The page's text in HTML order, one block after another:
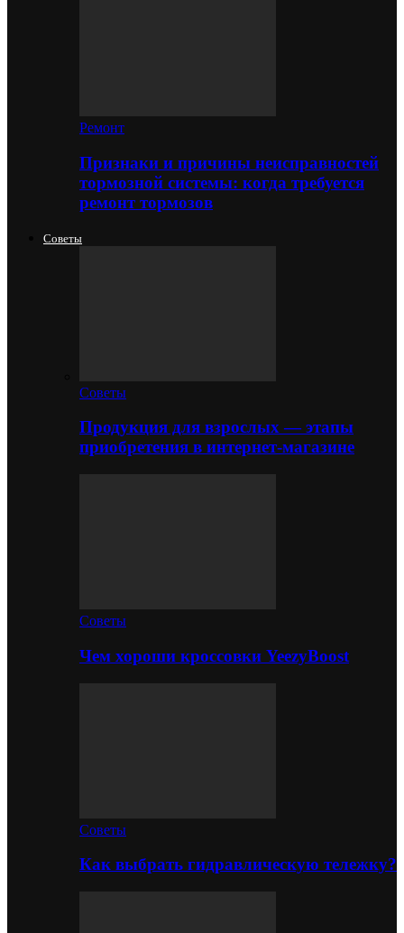
Ремонт
Признаки и причины неисправностей
тормозной системы: когда требуется
ремонт тормозов
Советы
Советы
Продукция для взрослых — этапы
приобретения в интернет-магазине
Советы
Чем хороши кроссовки YeezyBoost
Советы
Как выбрать гидравлическую тележку?